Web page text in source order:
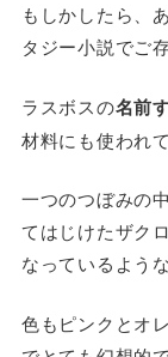
もしかしたら、
タジー小説でご
ラスボスの名前
材料にも使われ
一つのつぼみの
てはじけたザク
なっているよう
色もピンクとオ